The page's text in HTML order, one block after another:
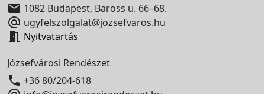
 1082 Budapest, Baross u. 66–68.
 ugyfelszolgalat@jozsefvaros.hu
 Nyitvatartás
Józsefvárosi Rendészet
 +36 80/204-618